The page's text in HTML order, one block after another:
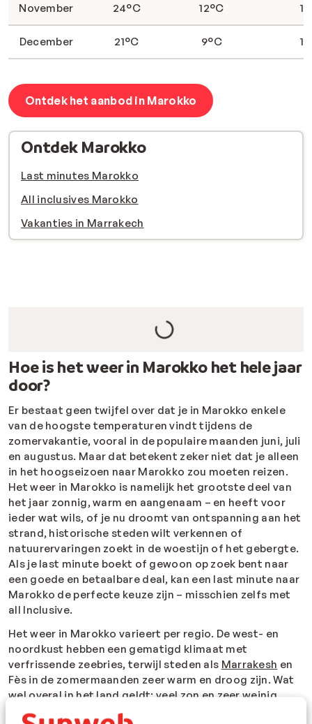
November 24°C 12°C
December 21°C 9°C
Ontdek het aanbod in Marokko
Ontdek Marokko
Last minutes Marokko
All inclusives Marokko
Vakanties in Marrakech
Hoe is het weer in Marokko het hele jaar
door?
Er bestaat geen twijfel over dat je in Marokko enkele
van de hoogste temperaturen vindt tijdens de
zomervakantie, vooral in de populaire maanden juni, juli
en augustus. Maar dat betekent zeker niet dat je alleen
in het hoogseizoen naar Marokko zou moeten reizen.
Het weer in Marokko is namelijk het grootste deel van
het jaar zonnig, warm en aangenaam – en heeft voor
ieder wat wils, of je nu droomt van ontspanning aan het
strand, historische steden wilt verkennen of
natuurervaringen zoekt in de woestijn of het gebergte.
Als je last minute boekt of gewoon op zoek bent naar
een goede en betaalbare deal, kan een last minute naar
Marokko de perfecte keuze zijn – misschien zelfs met
all Inclusive.
Het weer in Marokko varieert per regio. De west- en
noordkust hebben een gematigd klimaat met
verfrissende zeebries, terwijl steden als Marrakesh en
Fès in de zomermaanden zeer warm en droog zijn. Wat
wel overal in het land geldt: veel zon en zeer weinig
neerslag – met tot wel 10–12 zonuren per dag in de